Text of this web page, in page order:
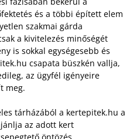
és a többi épített elem
szakmai gárda
a kivitelezés minőségét
is sokkal egységesebb és
csapata büszkén vallja,
az ügyfél igényeire
meg.
tárházából a kertepitek.hu a
az adott kert